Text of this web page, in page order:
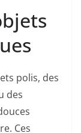
polis, des
des
Ces